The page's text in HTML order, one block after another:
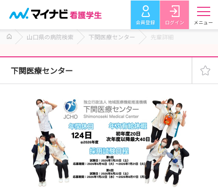
会員登録 ログイン メニュー
山口県の病院検索 下関医療センター 先輩詳細
下関医療センター